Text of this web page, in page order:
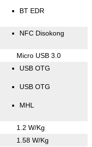
BT EDR
NFC Disokong
Micro USB 3.0
USB OTG
USB OTG
MHL
1.2 W/Kg
1.58 W/Kg